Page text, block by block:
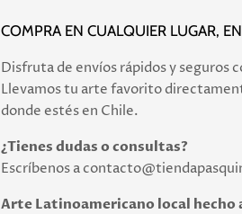
COMPRA EN CUALQUIER LUGAR,
Disfruta de envíos rápidos y seguros
Llevamos tu arte favorito
donde estés en Chile.
¿Tienes dudas o consultas?
Escríbenos a
Arte Latinoamericano local hecho